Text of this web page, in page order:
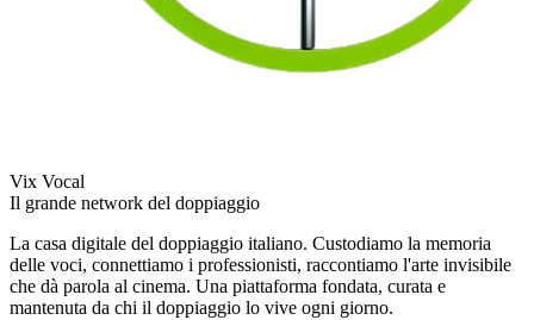
Vix Vocal
Il grande network del doppiaggio
La casa digitale del doppiaggio italiano. Custodiamo la memoria
delle voci, connettiamo i professionisti, raccontiamo l'arte invisibile
che dà parola al cinema. Una piattaforma fondata, curata e
mantenuta da chi il doppiaggio lo vive ogni giorno.